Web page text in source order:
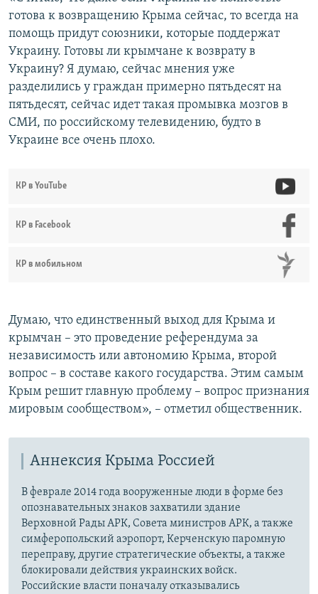
готова к возвращению Крыма сейчас, то всегда на
помощь придут союзники, которые поддержат
Украину. Готовы ли крымчане к возврату в
Украину? Я думаю, сейчас мнения уже
разделились у граждан примерно пятьдесят на
пятьдесят, сейчас идет такая промывка мозгов в
СМИ, по российскому телевидению, будто в
Украине все очень плохо.
КР в YouTube
КР в Facebook
КР в мобильном
Думаю, что единственный выход для Крыма и
крымчан – это проведение референдума за
независимость или автономию Крыма, второй
вопрос – в составе какого государства. Этим самым
Крым решит главную проблему – вопрос признания
мировым сообществом», – отметил общественник.
Аннексия Крыма Россией
В феврале 2014 года вооруженные люди в форме без
опознавательных знаков захватили здание
Верховной Рады АРК, Совета министров АРК, а также
симферопольский аэропорт, Керченскую паромную
переправу, другие стратегические объекты, а также
блокировали действия украинских войск.
Российские власти поначалу отказывались